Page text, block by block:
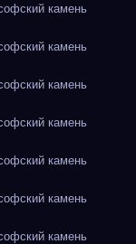
камень
камень
камень
камень
камень
камень
камень